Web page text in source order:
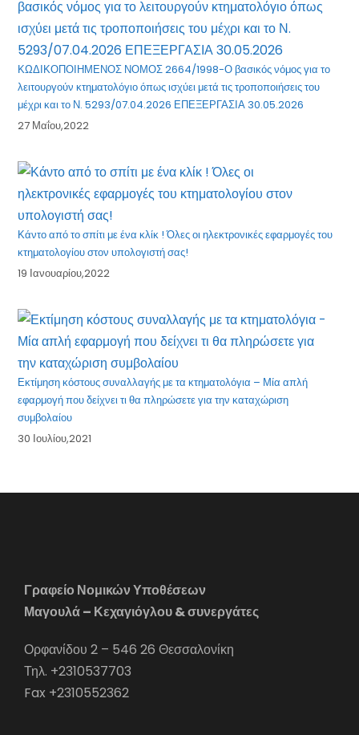
ΚΩΔΙΚΟΠΟΙΗΜΕΝΟΣ ΝΟΜΟΣ 2664/1998-Ο βασικός νόμος για το
λειτουργούν κτηματολόγιο όπως ισχύει μετά τις τροποποιήσεις του
μέχρι και το Ν. 5293/07.04.2026 ΕΠΕΞΕΡΓΑΣΙΑ 30.05.2026
27 Μαΐου,2022
Κάντο από το σπίτι με ένα κλίκ ! Όλες οι ηλεκτρονικές εφαρμογές του
κτηματολογίου στον υπολογιστή σας!
19 Ιανουαρίου,2022
Εκτίμηση κόστους συναλλαγής με τα κτηματολόγια – Μία απλή
εφαρμογή που δείχνει τι θα πληρώσετε για την καταχώριση
συμβολαίου
30 Ιουλίου,2021
Γραφείο Νομικών Υποθέσεων
Μαγουλά – Κεχαγιόγλου & συνεργάτες
Ορφανίδου 2 – 546 26 Θεσσαλονίκη
Τηλ. +2310537703
Fax +2310552362